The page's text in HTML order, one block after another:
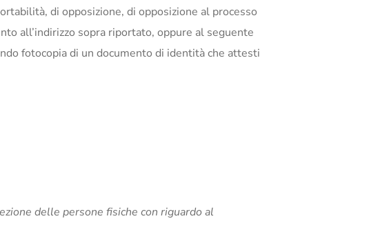
di opposizione, di opposizione al processo
all’indirizzo sopra riportato, oppure al seguente
fotocopia di un documento di identità che attesti
delle persone fisiche con riguardo al